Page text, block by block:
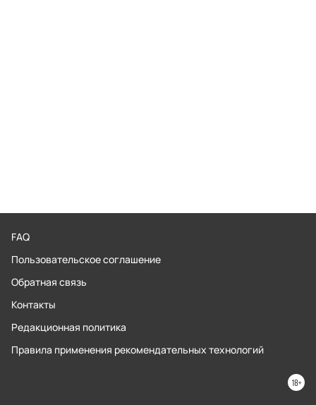
FAQ
Пользовательское соглашение
Обратная связь
Контакты
Редакционная политика
Правила применения рекомендательных технологий